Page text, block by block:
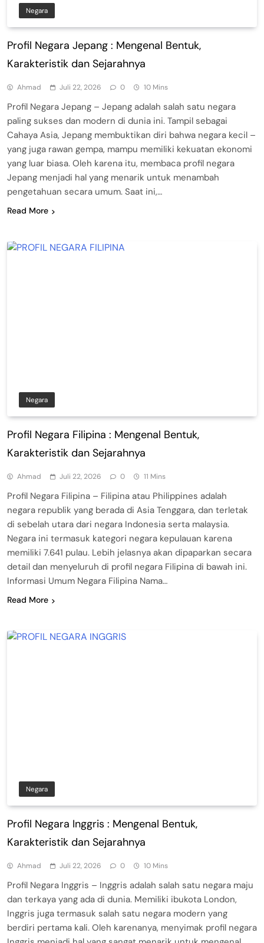
Negara
Profil Negara Jepang : Mengenal Bentuk,
Karakteristik dan Sejarahnya
Ahmad Juli 22, 2026 0 10 Mins
Profil Negara Jepang – Jepang adalah salah satu negara
paling sukses dan modern di dunia ini. Tampil sebagai
Cahaya Asia, Jepang membuktikan diri bahwa negara kecil –
yang juga rawan gempa, mampu memiliki kekuatan ekonomi
yang luar biasa. Oleh karena itu, membaca profil negara
Jepang menjadi hal yang menarik untuk menambah
pengetahuan secara umum. Saat ini,…
Read More
Negara
Profil Negara Filipina : Mengenal Bentuk,
Karakteristik dan Sejarahnya
Ahmad Juli 22, 2026 0 11 Mins
Profil Negara Filipina – Filipina atau Philippines adalah
negara republik yang berada di Asia Tenggara, dan terletak
di sebelah utara dari negara Indonesia serta malaysia.
Negara ini termasuk kategori negara kepulauan karena
memiliki 7.641 pulau. Lebih jelasnya akan dipaparkan secara
detail dan menyeluruh di profil negara Filipina di bawah ini.
Informasi Umum Negara Filipina Nama…
Read More
Negara
Profil Negara Inggris : Mengenal Bentuk,
Karakteristik dan Sejarahnya
Ahmad Juli 22, 2026 0 10 Mins
Profil Negara Inggris – Inggris adalah salah satu negara maju
dan terkaya yang ada di dunia. Memiliki ibukota London,
Inggris juga termasuk salah satu negara modern yang
berdiri pertama kali. Oleh karenanya, menyimak profil negara